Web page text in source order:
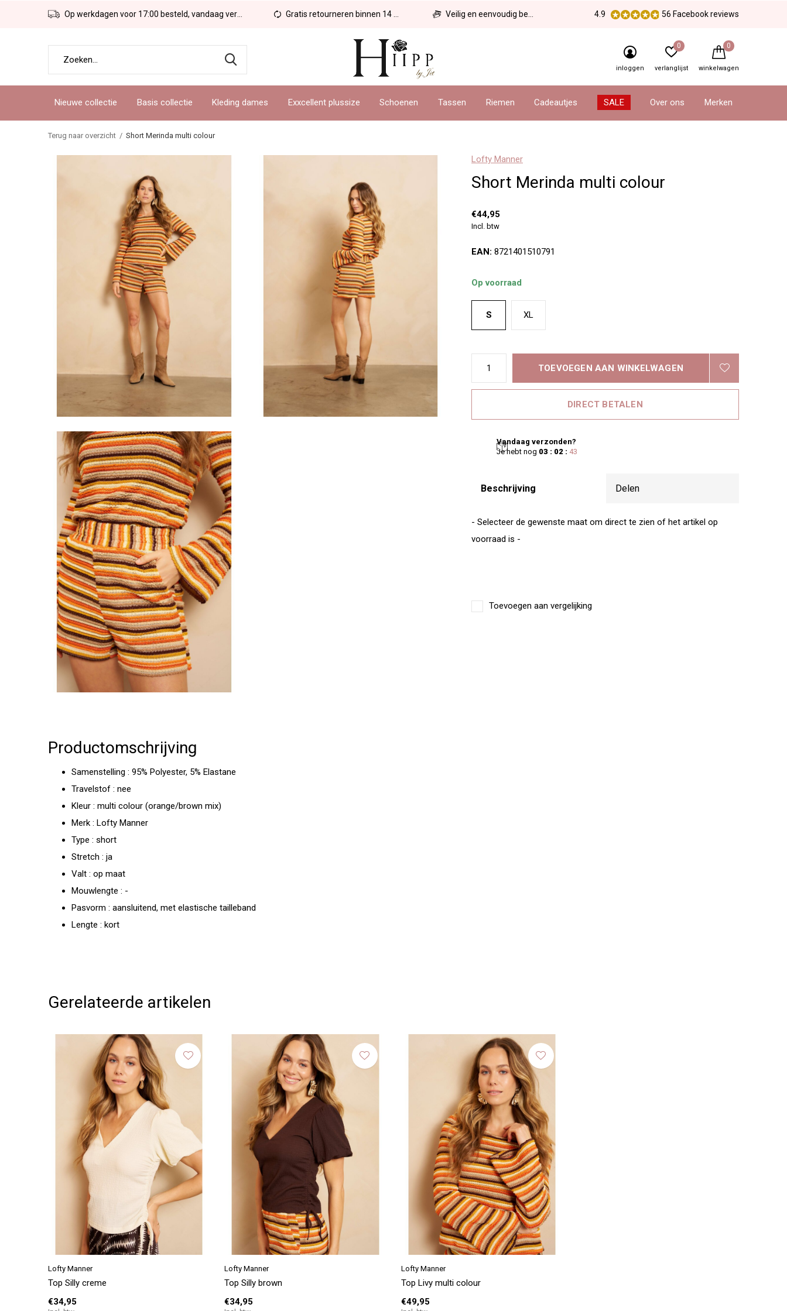
Nieuwe collectie Basis collectie Kleding dames Exxcellent plussize Schoenen Tassen Riemen Cadeautjes SALE Over ons Merken
inloggen verlanglijst
0
winkelwagen
0
Op werkdagen voor 17:00 besteld, vandaag verzonden! Gratis retourneren binnen 14 dagen Veilig en eenvoudig betalen 4.9 56 Facebook reviews
Terug naar overzicht Short Merinda multi colour
Lofty Manner
Short Merinda multi colour
€44,95
Incl. btw
EAN: 8721401510791
Op voorraad
S XL
TOEVOEGEN AAN WINKELWAGEN
DIRECT BETALEN
Vandaag verzonden?
Je hebt nog 03 : 02 : 42
Beschrijving Delen
- Selecteer de gewenste maat om direct te zien of het artikel op
voorraad is -
Toevoegen aan vergelijking
Productomschrijving
Samenstelling : 95% Polyester, 5% Elastane
Travelstof : nee
Kleur : multi colour (orange/brown mix)
Merk : Lofty Manner
Type : short
Stretch : ja
Valt : op maat
Mouwlengte : -
Pasvorm : aansluitend, met elastische tailleband
Lengte : kort
Gerelateerde artikelen
Lofty Manner
Top Silly creme
€34,95
Lofty Manner
Top Silly brown
€34,95
Lofty Manner
Top Livy multi colour
€49,95